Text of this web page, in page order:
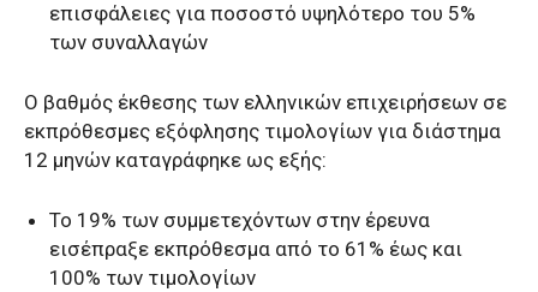
επισφάλειες για ποσοστό υψηλότερο του 5%
των συναλλαγών
Ο βαθμός έκθεσης των ελληνικών επιχειρήσεων σε
εκπρόθεσμες εξόφλησης τιμολογίων για διάστημα
12 μηνών καταγράφηκε ως εξής:
Το 19% των συμμετεχόντων στην έρευνα
εισέπραξε εκπρόθεσμα από το 61% έως και
100% των τιμολογίων